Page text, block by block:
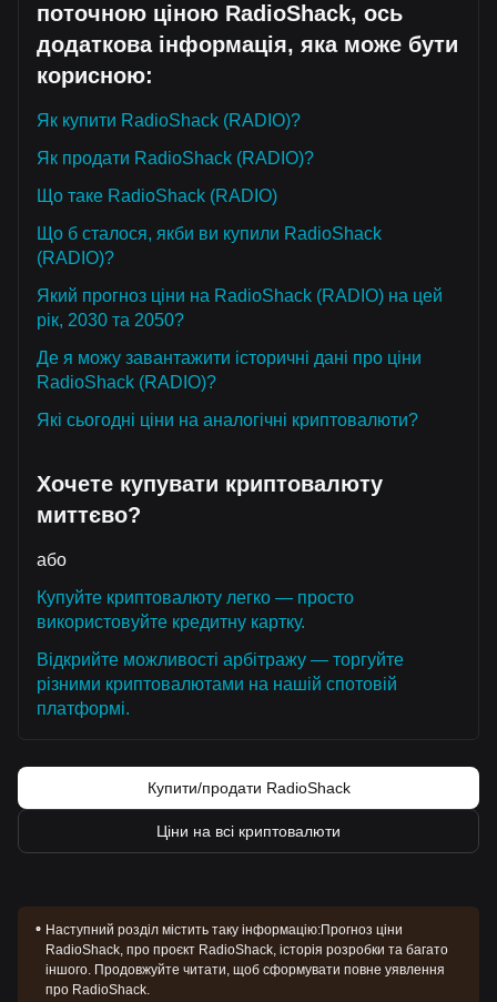
поточною ціною RadioShack, ось
додаткова інформація, яка може бути
корисною:
Як купити RadioShack (RADIO)?
Як продати RadioShack (RADIO)?
Що таке RadioShack (RADIO)
Що б сталося, якби ви купили RadioShack
(RADIO)?
Який прогноз ціни на RadioShack (RADIO) на цей
рік, 2030 та 2050?
Де я можу завантажити історичні дані про ціни
RadioShack (RADIO)?
Які сьогодні ціни на аналогічні криптовалюти?
Хочете купувати криптовалюту
миттєво?
або
Купуйте криптовалюту легко — просто
використовуйте кредитну картку.
Відкрийте можливості арбітражу — торгуйте
різними криптовалютами на нашій спотовій
платформі.
Купити/продати RadioShack
Ціни на всі криптовалюти
Наступний розділ містить таку інформацію:Прогноз ціни
RadioShack, про проєкт RadioShack, історія розробки та багато
іншого. Продовжуйте читати, щоб сформувати повне уявлення
про RadioShack.